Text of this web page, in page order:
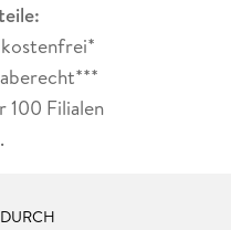
100 Filialen